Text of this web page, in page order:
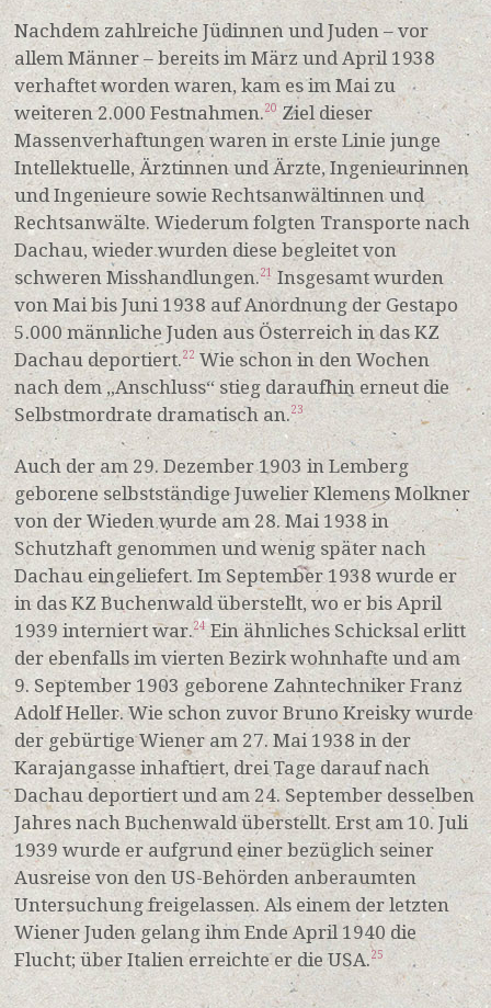
Nachdem zahlreiche Jüdinnen und Juden – vor
allem Männer – bereits im März und April 1938
verhaftet worden waren, kam es im Mai zu
weiteren 2.000 Festnahmen.20 Ziel dieser
Massenverhaftungen waren in erste Linie junge
Intellektuelle, Ärztinnen und Ärzte, Ingenieurinnen
und Ingenieure sowie Rechtsanwältinnen und
Rechtsanwälte. Wiederum folgten Transporte nach
Dachau, wieder wurden diese begleitet von
schweren Misshandlungen.21 Insgesamt wurden
von Mai bis Juni 1938 auf Anordnung der Gestapo
5.000 männliche Juden aus Österreich in das KZ
Dachau deportiert.22 Wie schon in den Wochen
nach dem „Anschluss“ stieg daraufhin erneut die
Selbstmordrate dramatisch an.23
Auch der am 29. Dezember 1903 in Lemberg
geborene selbstständige Juwelier Klemens Molkner
von der Wieden wurde am 28. Mai 1938 in
Schutzhaft genommen und wenig später nach
Dachau eingeliefert. Im September 1938 wurde er
in das KZ Buchenwald überstellt, wo er bis April
1939 interniert war.24Ein ähnliches Schicksal erlitt
der ebenfalls im vierten Bezirk wohnhafte und am
9. September 1903 geborene Zahntechniker Franz
Adolf Heller. Wie schon zuvor Bruno Kreisky wurde
der gebürtige Wiener am 27. Mai 1938 in der
Karajangasse inhaftiert, drei Tage darauf nach
Dachau deportiert und am 24. September desselben
Jahres nach Buchenwald überstellt. Erst am 10. Juli
1939 wurde er aufgrund einer bezüglich seiner
Ausreise von den US-Behörden anberaumten
Untersuchung freigelassen. Als einem der letzten
Wiener Juden gelang ihm Ende April 1940 die
Flucht; über Italien erreichte er die USA.25